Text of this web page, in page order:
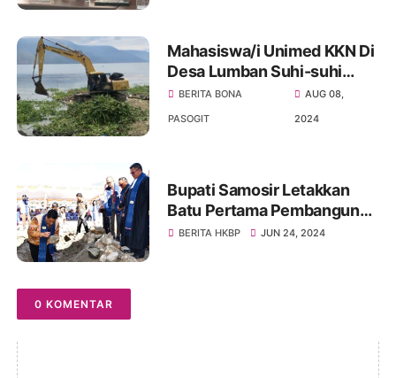
Mahasiswa/i Unimed KKN Di
Desa Lumban Suhi-suhi
Toruan Samosir Bersihkan
Eceng Gondok Di Danau
BERITA BONA
PASOGIT
AUG 08,
2024
Bupati Samosir Letakkan
Batu Pertama Pembangunan
Gedung Konsistori Dan
BERITA HKBP JUN 24, 2024
0 KOMENTAR